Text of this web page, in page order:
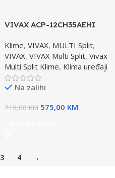
VIVAX ACP-12CH35AEHI
Jedinica
Klime, VIVAX, MULTI Split,
VIVAX, VIVAX Multi Split, Vivax
Multi Split Klime, Klima uređaji
Na zalihi
719,00KM 575,00 KM
3 4 →